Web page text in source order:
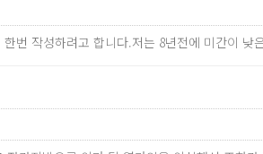
번 작성하려고 합니다.저는 8년전에 미간이 낮